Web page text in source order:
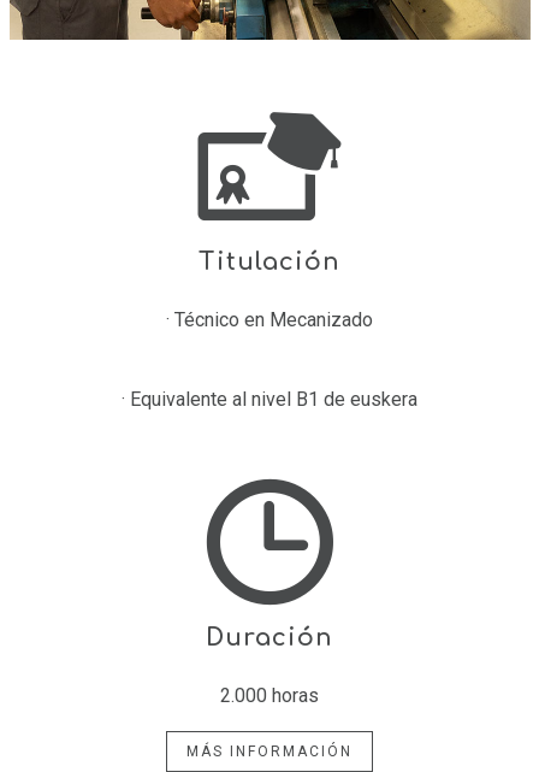
Titulación
· Técnico en Mecanizado
· Equivalente al nivel B1 de euskera
Duración
2.000 horas
MÁS INFORMACIÓN